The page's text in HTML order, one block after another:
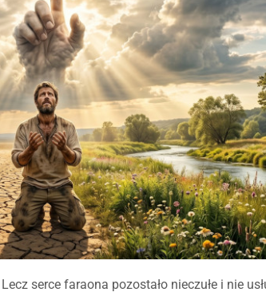
serce faraona pozostało nieczułe i nie